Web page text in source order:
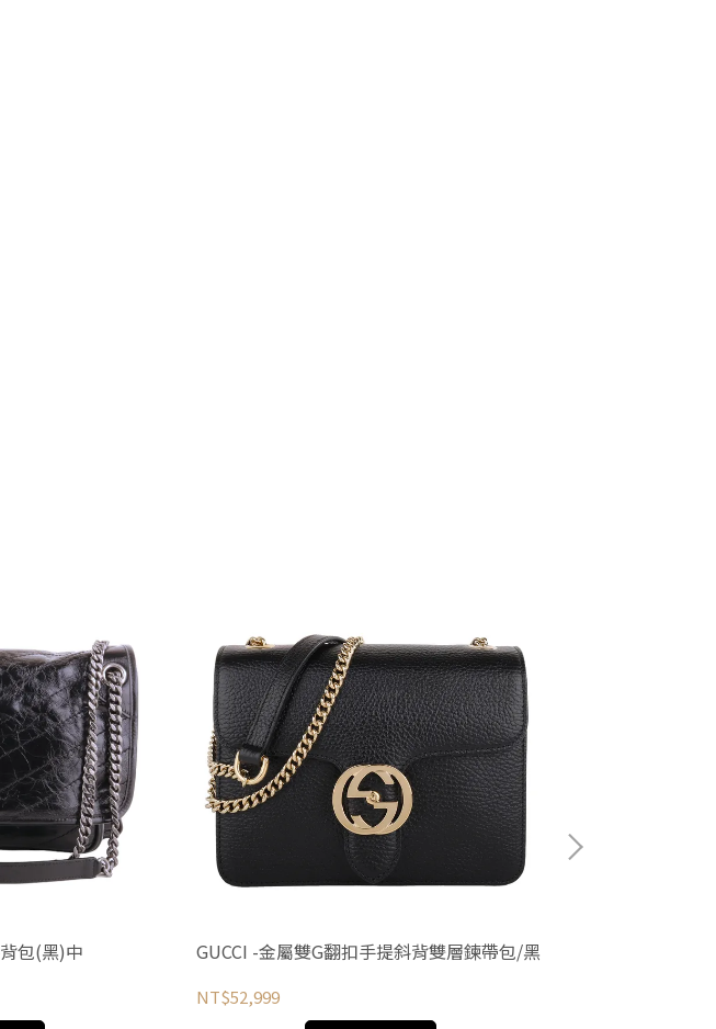
包(黑)中 GUCCI -金屬雙G翻扣手提斜背雙層鍊帶包/黑
NT$52,999